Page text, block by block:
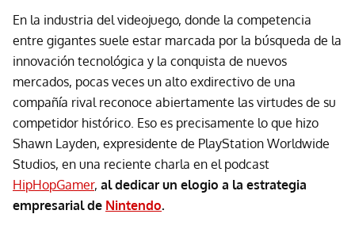
En la industria del videojuego, donde la competencia
entre gigantes suele estar marcada por la búsqueda de la
innovación tecnológica y la conquista de nuevos
mercados, pocas veces un alto exdirectivo de una
compañía rival reconoce abiertamente las virtudes de su
competidor histórico. Eso es precisamente lo que hizo
Shawn Layden, expresidente de PlayStation Worldwide
Studios, en una reciente charla en el podcast
HipHopGamer, al dedicar un elogio a la estrategia
empresarial de Nintendo.